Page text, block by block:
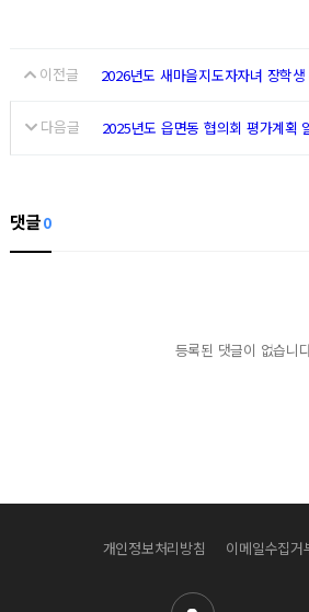
이전글 2026년도 새마을지도자자녀 장학
다음글 2025년도 읍면동 협의회 평가계획
댓글0
등록된 댓글이 없습니
개인정보처리방침 이메일수집거